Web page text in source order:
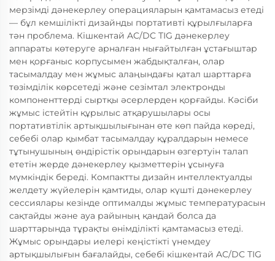
мерзімді дәнекерлеу операцияларын қамтамасыз етеді
— бұл кемшілікті дизайнды портативті құрылғыларға
тән проблема. Кішкентай AC/DC TIG дәнекерлеу
аппараты көтеруге арналған нығайтылған ұстағыштар
мен қорғаныс корпусымен жабдықталған, олар
тасымалдау мен жұмыс алаңындағы қатал шарттарға
төзімділік көрсетеді және сезімтал электронды
компоненттерді сыртқы әсерлерден қорғайды. Кәсіби
жұмыс істейтін құрылыс атқарушылары осы
портативтілік артықшылығынан өте көп пайда көреді,
себебі олар қымбат тасымалдау құралдарын немесе
тұтынушының өндірістік орындарын өзгертуін талап
ететін жерде дәнекерлеу қызметтерін ұсынуға
мүмкіндік береді. Компактты дизайн интеллектуалды
желдету жүйелерін қамтиды, олар күшті дәнекерлеу
сессиялары кезінде оптималды жұмыс температурасын
сақтайды және ауа райының қандай болса да
шарттарында тұрақты өнімділікті қамтамасыз етеді.
Жұмыс орындары иелері кеңістікті үнемдеу
артықшылығын бағалайды, себебі кішкентай AC/DC TIG